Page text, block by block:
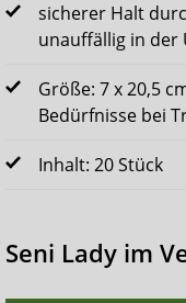
sicherer Halt
unauffällig in der
Größe: 7 x 20,5
Bedürfnisse bei
Inhalt: 20 Stück
Seni Lady im